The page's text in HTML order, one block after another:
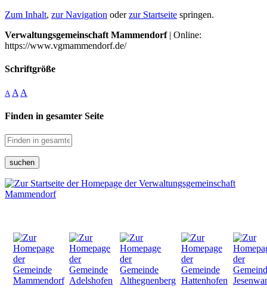
Zum Inhalt, zur Navigation oderzur Startseite springen.
Verwaltungsgemeinschaft Mammendorf| Online:
https://www.vgmammendorf.de/
Schriftgröße
A A A
Finden in gesamter Seite
suchen